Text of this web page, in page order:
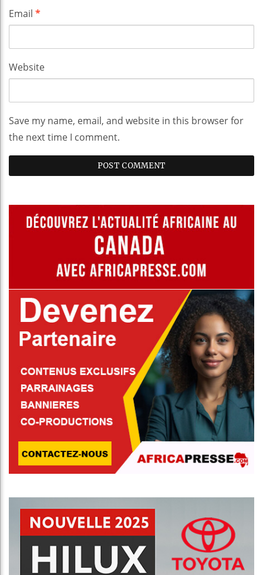
Email *
Website
Save my name, email, and website in this browser for
the next time I comment.